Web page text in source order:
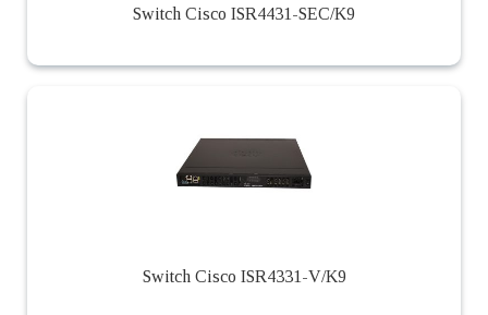
Switch Cisco ISR4431-SEC/K9
Switch Cisco ISR4331-V/K9